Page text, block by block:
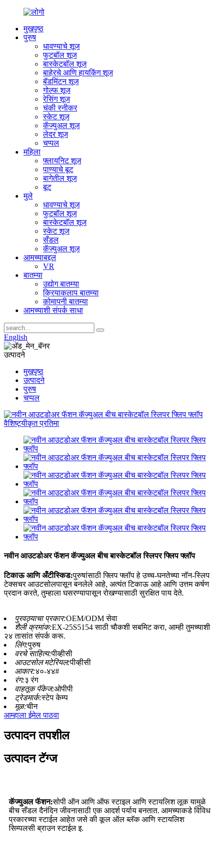
मुखपृष्ठ
पुरुष
धावण्याचे शूज
फुटबॉल शूज
बास्केटबॉल शूज
बाहेरचे आणि हायकिंग शूज
बॅडमिंटन शूज
गोल्फ शूज
रेसिंग शूज
चंकी स्नीकर
स्केट शूज
कॅज्युअल शूज
लेदर शूज
चप्पल
महिला
फ्लायनिट शूज
पाण्याचे बूट
बागेतील शूज
बूट
मुले
धावण्याचे शूज
फुटबॉल शूज
बास्केटबॉल शूज
स्केट शूज
सँडल
कॅज्युअल शूज
आमच्याबद्दल
VR
बातम्या
उद्योग बातम्या
क्रियाकलाप बातम्या
कोमापनी बातम्या
आमच्याशी संपर्क साधा
English
उत्पादने
मुखपृष्ठ
उत्पादने
पुरुष
चप्पल
नवीन आउटडोअर फॅशन कॅज्युअल बीच बास्केटबॉल स्लिपर फ्लिप फ्लॉप
टिकाऊ आणि अँटीस्किड:पुरुषांसाठी फ्लिप फ्लॉप हे उच्च-घनतेच्या नॉन-स्लिप
टेक्सचर आउटसोलपासून बनलेले आहे, अत्यंत टिकाऊ आहे आणि उत्तम कर्षण
प्रदान करते, तुम्हाला घसरण्यापासून रोखण्यासाठी सुरक्षित पाय देते.
पुरवठ्याचा प्रकार:OEM/ODM सेवा
शैली क्रमांक:EX-25S5154 साठी चौकशी सबमिट करा, आम्ही तुमच्याशी
२४ तासांत संपर्क करू.
लिंग:पुरुष
वरचे साहित्य:पीव्हीसी
आउटसोल मटेरियल:पीव्हीसी
आकार:४०-४४#
रंग:३ रंग
वाहतूक पॅकेज:ओपीपी
ट्रेडमार्क:स्टेप केम्प
मूळ:चीन
आम्हाला ईमेल पाठवा
उत्पादन तपशील
उत्पादन टॅग्ज
कॅज्युअल फॅशन:सोपी ऑन आणि ऑफ स्टाइल आणि स्टायलिश लूक यामुळे
बीच सँडल दैनंदिन जीवनासाठी एक आदर्श पर्याय बनतात. आमच्याकडे विविध
प्रकारच्या स्टाईल आहेत जसे की कूल ऑल ब्लॅक आणि स्टायलिश
सिम्पलसी ब्राउन स्टाईल इ.